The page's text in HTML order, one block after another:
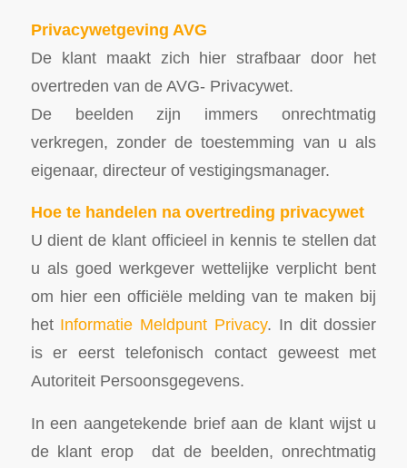
Privacywetgeving AVG
De klant maakt zich hier strafbaar door het
overtreden van de AVG- Privacywet.
De beelden zijn immers onrechtmatig
verkregen, zonder de toestemming van u als
eigenaar, directeur of vestigingsmanager.
Hoe te handelen na overtreding privacywet
U dient de klant officieel in kennis te stellen dat
u als goed werkgever wettelijke verplicht bent
om hier een officiële melding van te maken bij
het Informatie Meldpunt Privacy. In dit dossier
is er eerst telefonisch contact geweest met
Autoriteit Persoonsgegevens.
In een aangetekende brief aan de klant wijst u
de klant erop dat de beelden, onrechtmatig